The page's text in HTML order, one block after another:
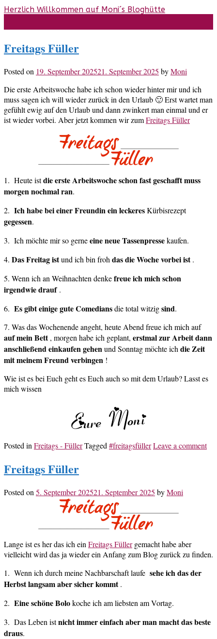
Skip
content
Herzlich Willkommen auf Moni´s Bloghütte
Freitags Füller
Posted on 19. September 202521. September 2025 byMoni
Die erste Arbeitswoche habe ich schon wieder hinter mir und ich
muss sagen ich will wieder zurück in den Urlaub 🙂 Erst wartet man
gefühlt ewig auf den Urlaub und dann zwinkert man einmal und er
ist wieder vorbei. Aber jetzt kommen wir zumFreitags Füller
1. Heute istdie erste Arbeitswoche schon fast geschafft muss
morgen nochmal ran.
2. Ich habe bei einer Freundin ein leckeresKürbisrezept
gegessen.
3. Ich möchte mir so gerneeine neue Tassenpressekaufen.
4. Das Freitag istund ich bin froh das die Woche vorbei ist.
5. Wenn ich an Weihnachten denkefreue ich mich schon
irgendwie drauf.
6. Es gibt einige guteComediansdie total witzigsind.
7. Was das Wochenende angeht, heute Abend freue ich mich auf
auf mein Bett, morgen habe ich geplant, erstmal zur Arbeit dann
anschließend einkaufen gehenund Sonntag möchte ich die Zeit
mit meinem Freund verbingen !
Wie ist es bei Euch geht es Euch auch so mit dem Urlaub? Lasst es
mich wissen
Posted in Freitags - FüllerTagged #freitagsfüllerLeave a comment
Freitags Füller
Posted on 5. September 202521. September 2025 byMoni
Lange ist es her das ich ein Freitags Füllergemacht habe aber
vielleicht wird das ja wieder ein Anfang zum Blog zurück zu finden.
1. Wenn ich durch meine Nachbarschaft laufe sehe ich das der
Herbst langsam aber sicher kommt.
2. Eine schöne Bolokoche ich am liebsten am Vortag.
3. Das Leben istnicht immer einfach aber man macht das beste
draus.